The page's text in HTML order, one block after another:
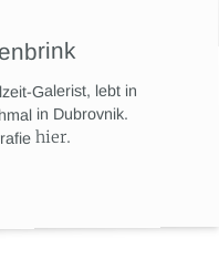
Galerist, lebt in
in Dubrovnik.
hier.